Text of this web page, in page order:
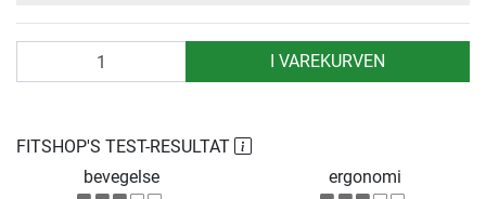
I VAREKURVEN
FITSHOP'S TEST-RESULTAT
bevegelse
ergonomi